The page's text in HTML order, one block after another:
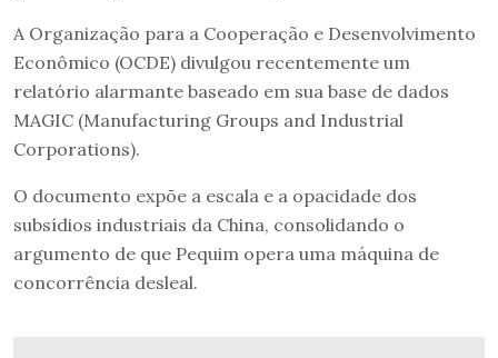
A Organização para a Cooperação e Desenvolvimento
Econômico (OCDE) divulgou recentemente um
relatório alarmante baseado em sua base de dados
MAGIC (Manufacturing Groups and Industrial
Corporations).
O documento expõe a escala e a opacidade dos
subsídios industriais da China, consolidando o
argumento de que Pequim opera uma máquina de
concorrência desleal.